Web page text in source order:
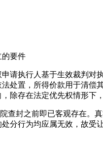
的要件
请执行人基于生效裁判
处置，所得价款用于清
除存在法定优先权情形
查封之前即已客观存在
分行为均应属无效，故